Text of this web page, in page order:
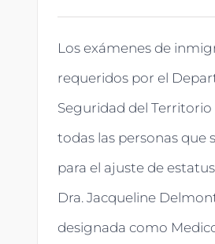
Los exámenes de
requeridos por el
Seguridad del Territorio
todas las personas que
para el ajuste de
Dra. Jacqueline
designada como